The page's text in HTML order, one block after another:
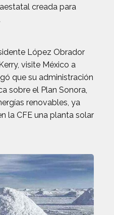
creada para
López Obrador
visite México a
que su administración
sobre el Plan Sonora,
renovables, ya
la CFE una planta solar